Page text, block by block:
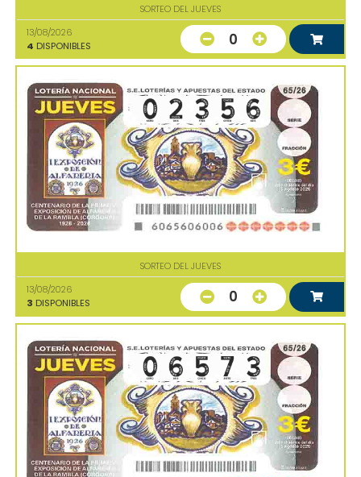
SORTEO DEL JUEVES
13/08/2026
4 DISPONIBLES 0
SORTEO DEL JUEVES
13/08/2026
3 DISPONIBLES 0